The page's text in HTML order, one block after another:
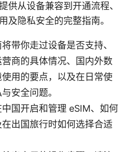
供从设备兼容到开通流程、
及隐私安全的完整指南。
带你走过设备是否支持、
商的具体情况、国内外数
用的要点，以及在日常使
安全问题。
国开启和管理 eSIM、如何
出国旅行时如何选择合适